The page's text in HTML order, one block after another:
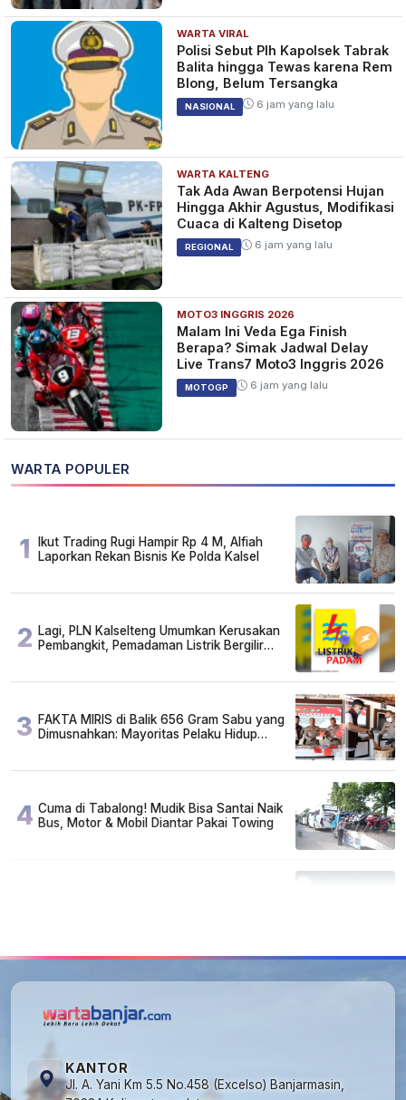
WARTA VIRAL
Polisi Sebut Plh Kapolsek Tabrak
Balita hingga Tewas karena Rem
Blong, Belum Tersangka
NASIONAL 6 jam yang lalu
WARTA KALTENG
Tak Ada Awan Berpotensi Hujan
Hingga Akhir Agustus, Modifikasi
Cuaca di Kalteng Disetop
REGIONAL 6 jam yang lalu
MOTO3 INGGRIS 2026
Malam Ini Veda Ega Finish
Berapa? Simak Jadwal Delay
Live Trans7 Moto3 Inggris 2026
MOTOGP 6 jam yang lalu
WARTA POPULER
1
Ikut Trading Rugi Hampir Rp 4 M, Alfiah
Laporkan Rekan Bisnis Ke Polda Kalsel
2 Lagi, PLN Kalselteng Umumkan Kerusakan
Pembangkit, Pemadaman Listrik Bergilir
3 FAKTA MIRIS di Balik 656 Gram Sabu yang
Dimusnahkan: Mayoritas Pelaku Hidup
4 Cuma di Tabalong! Mudik Bisa Santai Naik
Bus, Motor & Mobil Diantar Pakai Towing
KANTOR
Jl. A. Yani Km 5.5 No.458 (Excelso) Banjarmasin,